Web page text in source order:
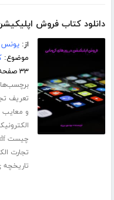
دانلود کتاب فروش
از:یونس
موضوع:
۳۳ صفحه
تعریف
و معایب
چیست pdf
تجارت
تاریخچه